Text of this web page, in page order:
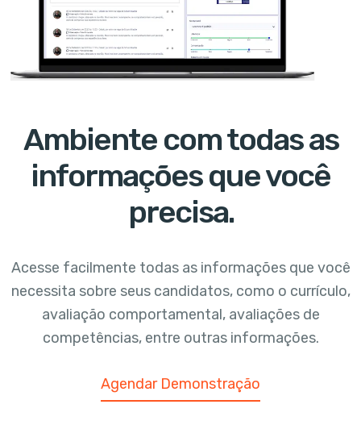
Ambiente com todas as
informações que você
precisa.
Acesse facilmente todas as informações que você
necessita sobre seus candidatos, como o currículo,
avaliação comportamental, avaliações de
competências, entre outras informações.
Agendar Demonstração